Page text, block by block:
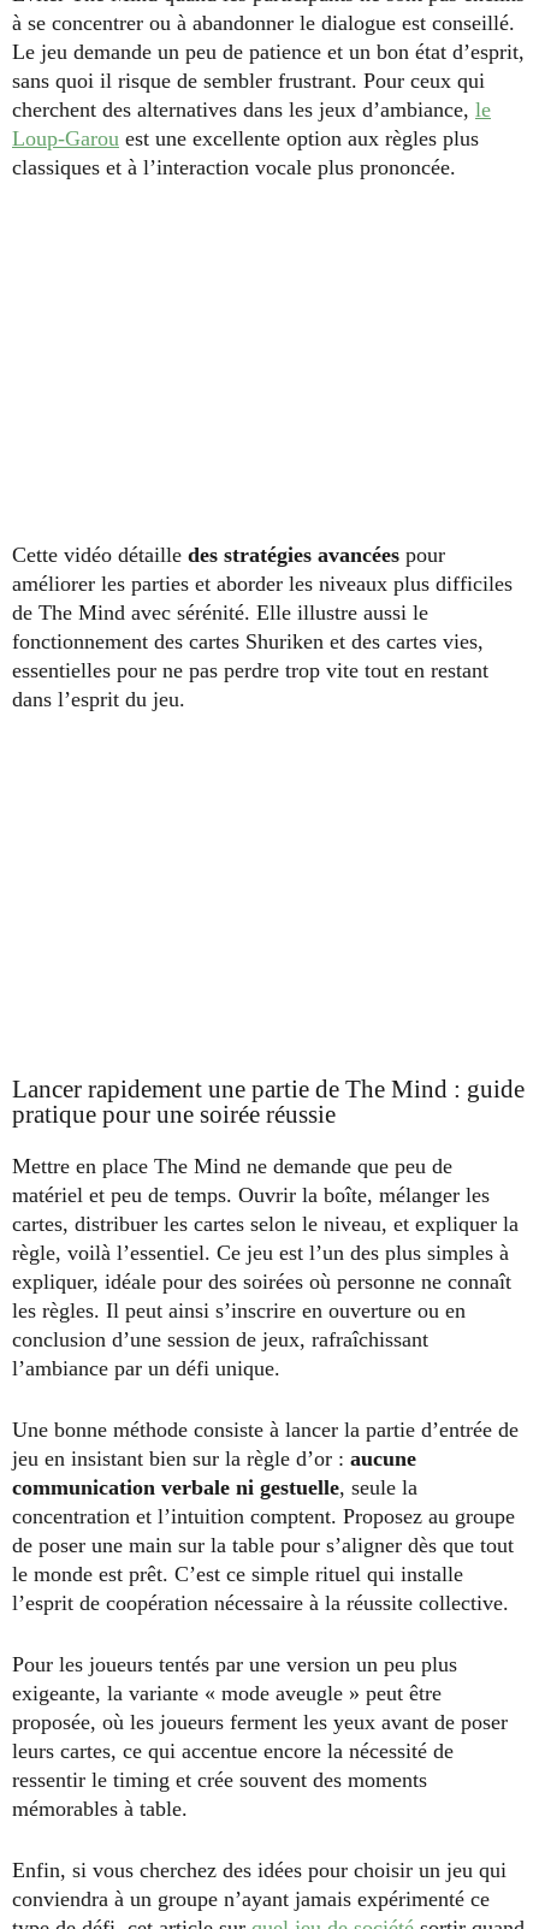
à se concentrer ou à abandonner le dialogue est conseillé.
Le jeu demande un peu de patience et un bon état d’esprit,
sans quoi il risque de sembler frustrant. Pour ceux qui
cherchent des alternatives dans les jeux d’ambiance, le
Loup-Garou est une excellente option aux règles plus
classiques et à l’interaction vocale plus prononcée.
Cette vidéo détaille des stratégies avancées pour
améliorer les parties et aborder les niveaux plus difficiles
de The Mind avec sérénité. Elle illustre aussi le
fonctionnement des cartes Shuriken et des cartes vies,
essentielles pour ne pas perdre trop vite tout en restant
dans l’esprit du jeu.
Lancer rapidement une partie de The Mind : guide
pratique pour une soirée réussie
Mettre en place The Mind ne demande que peu de
matériel et peu de temps. Ouvrir la boîte, mélanger les
cartes, distribuer les cartes selon le niveau, et expliquer la
règle, voilà l’essentiel. Ce jeu est l’un des plus simples à
expliquer, idéale pour des soirées où personne ne connaît
les règles. Il peut ainsi s’inscrire en ouverture ou en
conclusion d’une session de jeux, rafraîchissant
l’ambiance par un défi unique.
Une bonne méthode consiste à lancer la partie d’entrée de
jeu en insistant bien sur la règle d’or : aucune
communication verbale ni gestuelle, seule la
concentration et l’intuition comptent. Proposez au groupe
de poser une main sur la table pour s’aligner dès que tout
le monde est prêt. C’est ce simple rituel qui installe
l’esprit de coopération nécessaire à la réussite collective.
Pour les joueurs tentés par une version un peu plus
exigeante, la variante « mode aveugle » peut être
proposée, où les joueurs ferment les yeux avant de poser
leurs cartes, ce qui accentue encore la nécessité de
ressentir le timing et crée souvent des moments
mémorables à table.
Enfin, si vous cherchez des idées pour choisir un jeu qui
conviendra à un groupe n’ayant jamais expérimenté ce